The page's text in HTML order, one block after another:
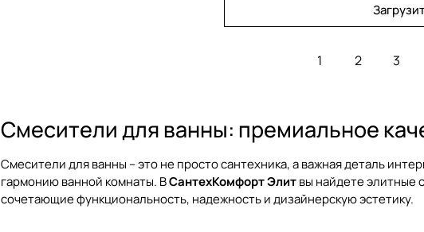
1 2 3
Смесители для ванны: премиальное
Смесители для ванны – это не просто сантехника, а важная деталь
гармонию ванной комнаты. ВСантехКомфорт Элитвы найдете элитные
сочетающие функциональность, надежность и дизайнерскую эстетику.